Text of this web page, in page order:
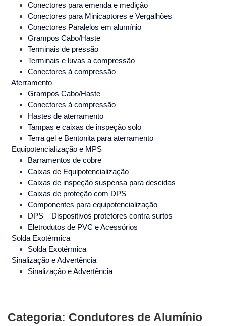
Conectores para emenda e medição
Conectores para Minicaptores e Vergalhões
Conectores Paralelos em alumínio
Grampos Cabo/Haste
Terminais de pressão
Terminais e luvas a compressão
Conectores à compressão
Aterramento
Grampos Cabo/Haste
Conectores à compressão
Hastes de aterramento
Tampas e caixas de inspeção solo
Terra gel e Bentonita para aterramento
Equipotencialização e MPS
Barramentos de cobre
Caixas de Equipotencialização
Caixas de inspeção suspensa para descidas
Caixas de proteção com DPS
Componentes para equipotencialização
DPS – Dispositivos protetores contra surtos
Eletrodutos de PVC e Acessórios
Solda Exotérmica
Solda Exotérmica
Sinalização e Advertência
Sinalização e Advertência
Categoria: Condutores de Alumínio